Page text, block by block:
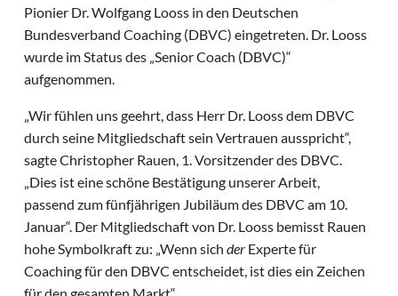
Pionier Dr. Wolfgang Looss in den Deutschen
Bundesverband Coaching (DBVC) eingetreten. Dr. Looss
wurde im Status des „Senior Coach (DBVC)“
aufgenommen.
„Wir fühlen uns geehrt, dass Herr Dr. Looss dem DBVC
durch seine Mitgliedschaft sein Vertrauen ausspricht“,
sagte Christopher Rauen, 1. Vorsitzender des DBVC.
„Dies ist eine schöne Bestätigung unserer Arbeit,
passend zum fünfjährigen Jubiläum des DBVC am 10.
Januar“. Der Mitgliedschaft von Dr. Looss bemisst Rauen
hohe Symbolkraft zu: „Wenn sichder Experte für
Coaching für den DBVC entscheidet, ist dies ein Zeichen